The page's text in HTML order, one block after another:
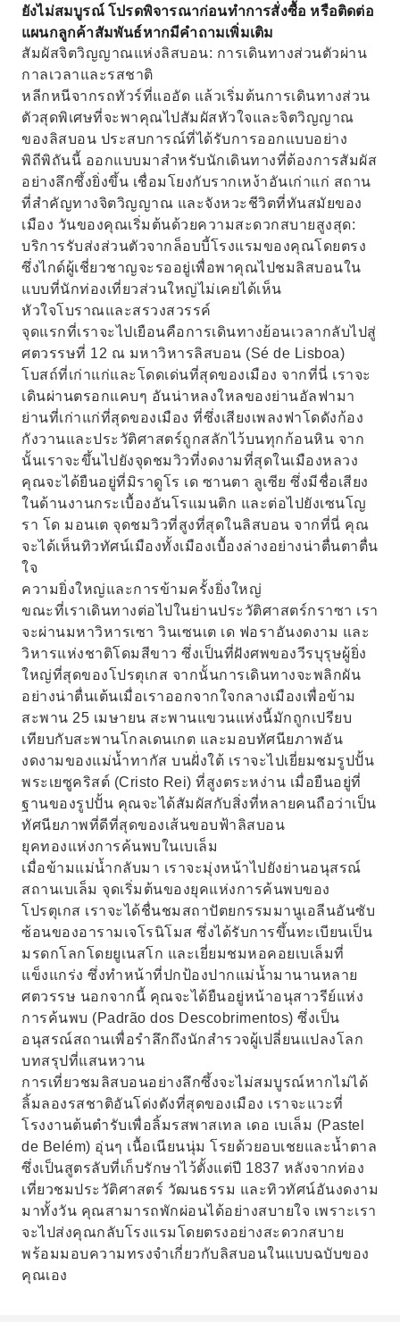
ยังไม่สมบูรณ์ โปรดพิจารณาก่อนทำการสั่งซื้อ หรือติดต่อ
แผนกลูกค้าสัมพันธ์หากมีคำถามเพิ่มเติม
สัมผัสจิตวิญญาณแห่งลิสบอน: การเดินทางส่วนตัวผ่าน
กาลเวลาและรสชาติ
หลีกหนีจากรถทัวร์ที่แออัด แล้วเริ่มต้นการเดินทางส่วน
ตัวสุดพิเศษที่จะพาคุณไปสัมผัสหัวใจและจิตวิญญาณ
ของลิสบอน ประสบการณ์ที่ได้รับการออกแบบอย่าง
พิถีพิถันนี้ ออกแบบมาสำหรับนักเดินทางที่ต้องการสัมผัส
อย่างลึกซึ้งยิ่งขึ้น เชื่อมโยงกับรากเหง้าอันเก่าแก่ สถาน
ที่สำคัญทางจิตวิญญาณ และจังหวะชีวิตที่ทันสมัยของ
เมือง วันของคุณเริ่มต้นด้วยความสะดวกสบายสูงสุด:
บริการรับส่งส่วนตัวจากล็อบบี้โรงแรมของคุณโดยตรง
ซึ่งไกด์ผู้เชี่ยวชาญจะรออยู่เพื่อพาคุณไปชมลิสบอนใน
แบบที่นักท่องเที่ยวส่วนใหญ่ไม่เคยได้เห็น
หัวใจโบราณและสรวงสวรรค์
จุดแรกที่เราจะไปเยือนคือการเดินทางย้อนเวลากลับไปสู่
ศตวรรษที่ 12 ณ มหาวิหารลิสบอน (Sé de Lisboa)
โบสถ์ที่เก่าแก่และโดดเด่นที่สุดของเมือง จากที่นี่ เราจะ
เดินผ่านตรอกแคบๆ อันน่าหลงใหลของย่านอัลฟามา
ย่านที่เก่าแก่ที่สุดของเมือง ที่ซึ่งเสียงเพลงฟาโดดังก้อง
กังวานและประวัติศาสตร์ถูกสลักไว้บนทุกก้อนหิน จาก
นั้นเราจะขึ้นไปยังจุดชมวิวที่งดงามที่สุดในเมืองหลวง
คุณจะได้ยืนอยู่ที่มิราดูโร เด ซานตา ลูเซีย ซึ่งมีชื่อเสียง
ในด้านงานกระเบื้องอันโรแมนติก และต่อไปยังเซนโญ
รา โด มอนเต จุดชมวิวที่สูงที่สุดในลิสบอน จากที่นี่ คุณ
จะได้เห็นทิวทัศน์เมืองทั้งเมืองเบื้องล่างอย่างน่าตื่นตาตื่น
ใจ
ความยิ่งใหญ่และการข้ามครั้งยิ่งใหญ่
ขณะที่เราเดินทางต่อไปในย่านประวัติศาสตร์กราซา เรา
จะผ่านมหาวิหารเซา วินเซนเต เด ฟอราอันงดงาม และ
วิหารแห่งชาติโดมสีขาว ซึ่งเป็นที่ฝังศพของวีรบุรุษผู้ยิ่ง
ใหญ่ที่สุดของโปรตุเกส จากนั้นการเดินทางจะพลิกผัน
อย่างน่าตื่นเต้นเมื่อเราออกจากใจกลางเมืองเพื่อข้าม
สะพาน 25 เมษายน สะพานแขวนแห่งนี้มักถูกเปรียบ
เทียบกับสะพานโกลเดนเกต และมอบทัศนียภาพอัน
งดงามของแม่น้ำทากัส บนฝั่งใต้ เราจะไปเยี่ยมชมรูปปั้น
พระเยซูคริสต์ (Cristo Rei) ที่สูงตระหง่าน เมื่อยืนอยู่ที่
ฐานของรูปปั้น คุณจะได้สัมผัสกับสิ่งที่หลายคนถือว่าเป็น
ทัศนียภาพที่ดีที่สุดของเส้นขอบฟ้าลิสบอน
ยุคทองแห่งการค้นพบในเบเล็ม
เมื่อข้ามแม่น้ำกลับมา เราจะมุ่งหน้าไปยังย่านอนุสรณ์
สถานเบเล็ม จุดเริ่มต้นของยุคแห่งการค้นพบของ
โปรตุเกส เราจะได้ชื่นชมสถาปัตยกรรมมานูเอลีนอันซับ
ซ้อนของอารามเจโรนิโมส ซึ่งได้รับการขึ้นทะเบียนเป็น
มรดกโลกโดยยูเนสโก และเยี่ยมชมหอคอยเบเล็มที่
แข็งแกร่ง ซึ่งทำหน้าที่ปกป้องปากแม่น้ำมานานหลาย
ศตวรรษ นอกจากนี้ คุณจะได้ยืนอยู่หน้าอนุสาวรีย์แห่ง
การค้นพบ (Padrão dos Descobrimentos) ซึ่งเป็น
อนุสรณ์สถานเพื่อรำลึกถึงนักสำรวจผู้เปลี่ยนแปลงโลก
บทสรุปที่แสนหวาน
การเที่ยวชมลิสบอนอย่างลึกซึ้งจะไม่สมบูรณ์หากไม่ได้
ลิ้มลองรสชาติอันโด่งดังที่สุดของเมือง เราจะแวะที่
โรงงานต้นตำรับเพื่อลิ้มรสพาสเทล เดอ เบเล็ม (Pastel
de Belém) อุ่นๆ เนื้อเนียนนุ่ม โรยด้วยอบเชยและน้ำตาล
ซึ่งเป็นสูตรลับที่เก็บรักษาไว้ตั้งแต่ปี 1837 หลังจากท่อง
เที่ยวชมประวัติศาสตร์ วัฒนธรรม และทิวทัศน์อันงดงาม
มาทั้งวัน คุณสามารถพักผ่อนได้อย่างสบายใจ เพราะเรา
จะไปส่งคุณกลับโรงแรมโดยตรงอย่างสะดวกสบาย
พร้อมมอบความทรงจำเกี่ยวกับลิสบอนในแบบฉบับของ
คุณเอง